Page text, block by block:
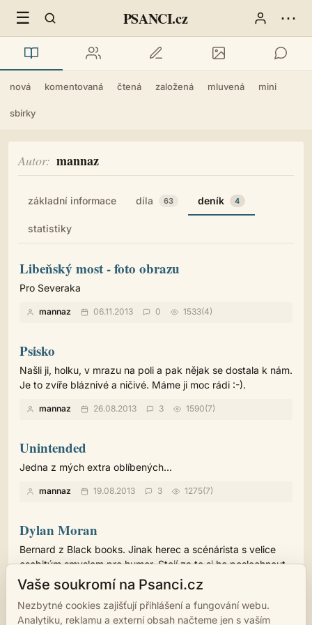
☰ PSANCI.cz ⋯
nová komentovaná čtená založená mluvená mini
sbírky
Autor mannaz
základní informace díla 63 deník 4
statistiky
Libeňský most - foto obrazu
Pro Severaka
mannaz 06.11.2013 0 1533(4)
Psisko
Našli ji, holku, v mrazu na poli a pak nějak se dostala k nám.
Je to zvíře bláznivé a ničivé. Máme ji moc rádi :-).
mannaz 26.08.2013 3 1590(7)
Unintended
Jedna z mých extra oblíbených...
mannaz 19.08.2013 3 1275(7)
Dylan Moran
Bernard z Black books. Jinak herec a scénárista s velice
osobitým smyslem pro humor. Stojí za to si ho poslechnout.
Jen ty titulky nejsou nic moc. Pro zdatné angličtináře je to
možná lepší bez titulků.
mannaz 07.08.2013 0 1626(6)
Vaše soukromí na Psanci.cz
Nezbytné cookies zajišťují přihlášení a fungování webu.
Analytiku, reklamu a externí obsah načteme jen s vaším